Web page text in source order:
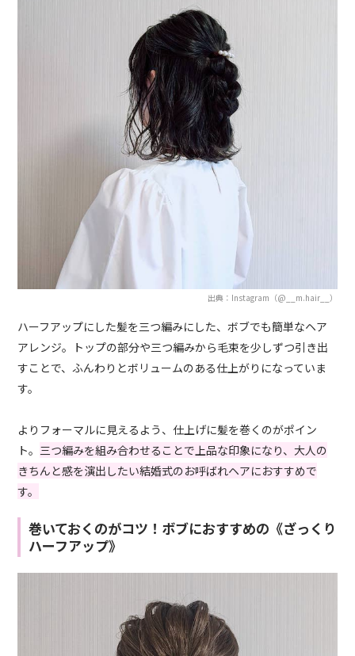
出典：Instagram（@__m.hair__）
ハーフアップにした髪を三つ編みにした、ボブでも簡単なヘア
アレンジ。トップの部分や三つ編みから毛束を少しずつ引き出
すことで、ふんわりとボリュームのある仕上がりになっていま
す。
よりフォーマルに見えるよう、仕上げに髪を巻くのがポイン
ト。 三つ編みを組み合わせることで上品な印象になり、大人の
きちんと感を演出したい結婚式のお呼ばれヘアにおすすめで
す。
巻いておくのがコツ！ボブにおすすめの《ざっくり
ハーフアップ》